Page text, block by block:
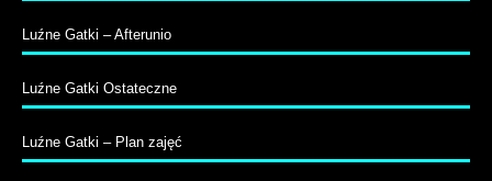
Luźne Gatki – Afterunio
Luźne Gatki Ostateczne
Luźne Gatki – Plan zajęć